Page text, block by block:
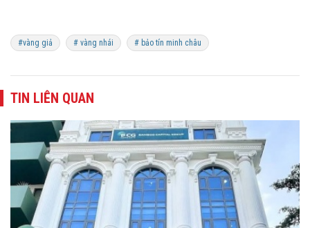
#vàng giả # vàng nhái # bảo tín minh châu
TIN LIÊN QUAN